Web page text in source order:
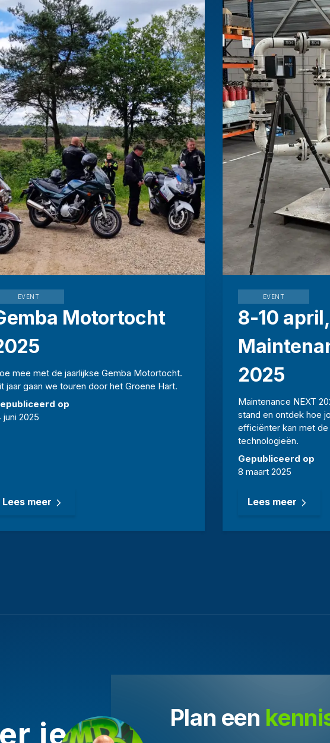
EVENT
Motortocht
mee met de jaarlijkse Gemba Motortocht.
jaar gaan we touren door het Groene Hart.
op
juni 2025
Lees meer
EVENT
8-10 april,
2025
Maintenance NEXT
stand en ontdek hoe
efficiënter kan met
technologieën.
Gepubliceerd op
8 maart 2025
Lees meer
je Plan een